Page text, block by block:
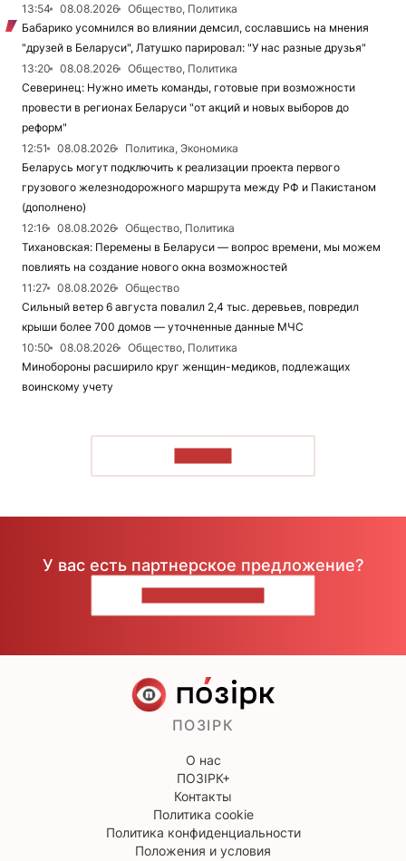
13:54
08.08.2026
Общество, Политика
Бабарико усомнился во влиянии демсил, сославшись на мнения
"друзей в Беларуси", Латушко парировал: "У нас разные друзья"
13:20
08.08.2026
Общество, Политика
Северинец: Нужно иметь команды, готовые при возможности
провести в регионах Беларуси "от акций и новых выборов до
реформ"
12:51
08.08.2026
Политика, Экономика
Беларусь могут подключить к реализации проекта первого
грузового железнодорожного маршрута между РФ и Пакистаном
(дополнено)
12:16
08.08.2026
Общество, Политика
Тихановская: Перемены в Беларуси — вопрос времени, мы можем
повлиять на создание нового окна возможностей
11:27
08.08.2026
Общество
Сильный ветер 6 августа повалил 2,4 тыс. деревьев, повредил
крыши более 700 домов — уточненные данные МЧС
10:50
08.08.2026
Общество, Политика
Минобороны расширило круг женщин-медиков, подлежащих
воинскому учету
У вас есть партнерское предложение?
ПОЗІРК
О нас
ПОЗІРК+
Контакты
Политика cookie
Политика конфиденциальности
Положения и условия